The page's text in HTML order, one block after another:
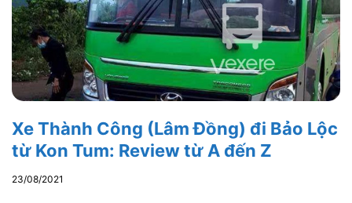
Xe Thành Công (Lâm Đồng) đi Bảo Lộc
từ Kon Tum: Review từ A đến Z
23/08/2021